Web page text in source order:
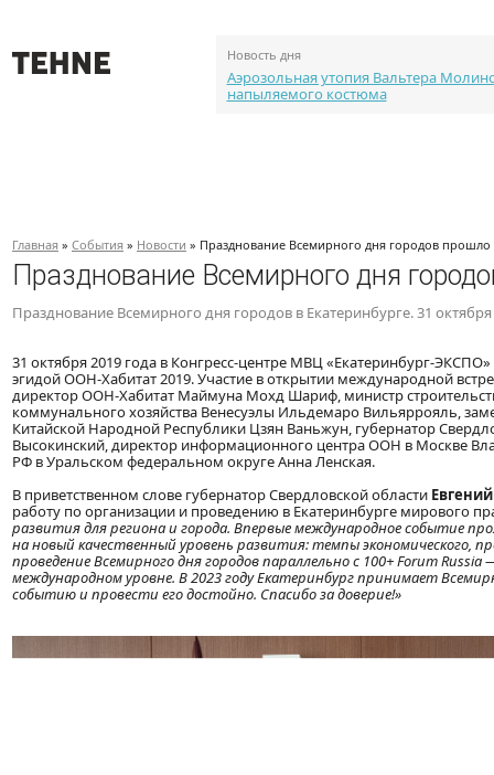
Новость дня
Аэрозольная утопия Вальтера
напыляемого костюма
Главная » События » Новости » Празднование Всемирного дня городов прошло
Празднование Всемирного дня
Празднование Всемирного дня городов в Екатеринбурге. 31
31 октября 2019 года в Конгресс-центре МВЦ «Екатеринбург-
эгидой ООН-Хабитат 2019. Участие в открытии международной
директор ООН-Хабитат Маймуна Мохд Шариф, министр
коммунального хозяйства Венесуэлы Ильдемаро Вильяррояль,
Китайской Народной Республики Цзян Ваньжун, губернатор
Высокинский, директор информационного центра ООН в Москве
РФ в Уральском федеральном округе Анна Ленская.
В приветственном слове губернатор Свердловской области
работу по организации и проведению в Екатеринбурге мирового
развития для региона и города. Впервые международное событие
на новый качественный уровень развития: темпы экономического,
проведение Всемирного дня городов параллельно с 100+ Forum
международном уровне. В 2023 году Екатеринбург принимает
событию и провести его достойно. Спасибо за доверие!»